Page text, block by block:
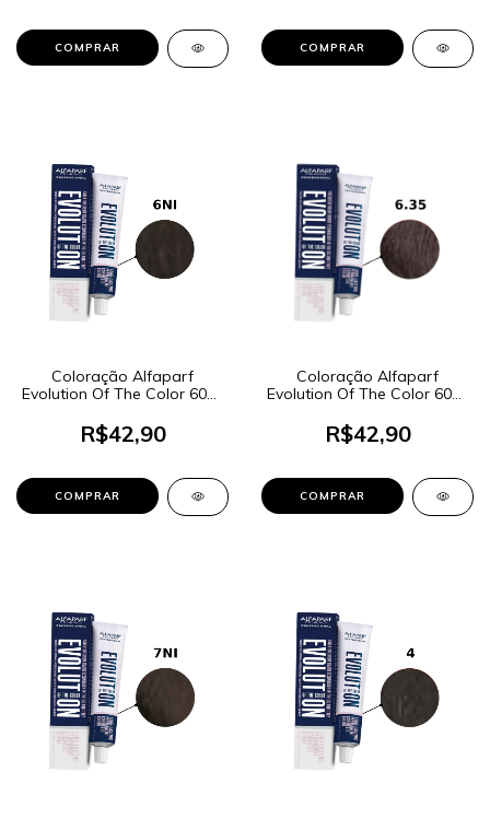
Coloração Alfaparf
Evolution Of The Color 60ml
R$42,90
Coloração Alfaparf
Evolution Of The Color 60ml
Dourado Acaju
R$42,90